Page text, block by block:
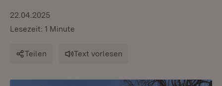
22.04.2025
Lesezeit: 1 Minute
Teilen Text vorlesen